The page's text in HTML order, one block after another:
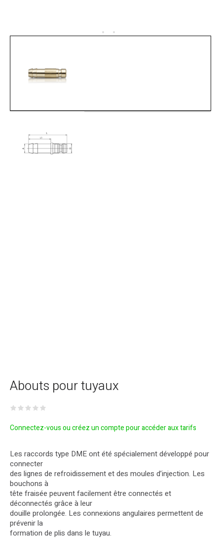
Abouts pour tuyaux
Connectez-vous ou créez un compte pour accéder aux tarifs
Les raccords type DME ont été spécialement développé pour
connecter
des lignes de refroidissement et des moules d’injection. Les
bouchons à
tête fraisée peuvent facilement être connectés et
déconnectés grâce à leur
douille prolongée. Les connexions angulaires permettent de
prévenir la
formation de plis dans le tuyau.